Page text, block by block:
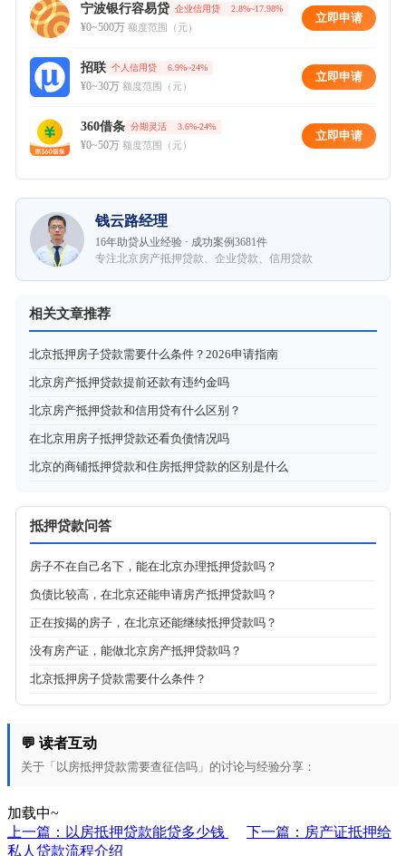
宁波银行容易贷 企业信用贷 2.8%~17.98%
¥0~500万 额度范围（元）
立即申请
招联 个人信用贷 6.9%~24%
¥0~30万 额度范围（元）
立即申请
360借条 分期灵活 3.6%-24%
¥0~50万 额度范围（元）
立即申请
钱云路经理
16年助贷从业经验 · 成功案例3681件
专注北京房产抵押贷款、企业贷款、信用贷款
相关文章推荐
北京抵押房子贷款需要什么条件？2026申请指南
北京房产抵押贷款提前还款有违约金吗
北京房产抵押贷款和信用贷有什么区别？
在北京用房子抵押贷款还看负债情况吗
北京的商铺抵押贷款和住房抵押贷款的区别是什么
抵押贷款问答
房子不在自己名下，能在北京办理抵押贷款吗？
负债比较高，在北京还能申请房产抵押贷款吗？
正在按揭的房子，在北京还能继续抵押贷款吗？
没有房产证，能做北京房产抵押贷款吗？
北京抵押房子贷款需要什么条件？
💬 读者互动
关于「以房抵押贷款需要查征信吗」的讨论与经验分享：
加载中~
上一篇：以房抵押贷款能贷多少钱
下一篇：房产证抵押给
私人贷款流程介绍